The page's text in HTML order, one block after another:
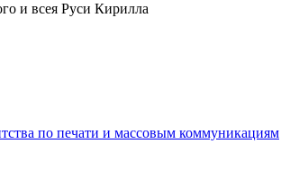
и всея Руси Кирилла
по печати и массовым коммуникациям